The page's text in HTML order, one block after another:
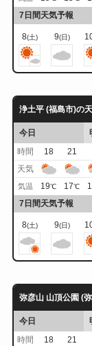
7日間天気予報
8(土) 9(日)
浄土平 (福島市)の
今日
時間
18 21
天気
気温 19℃ 17℃
7日間天気予報
8(土) 9(日)
弥彦山 山頂公園 (
今日
時間
18 21